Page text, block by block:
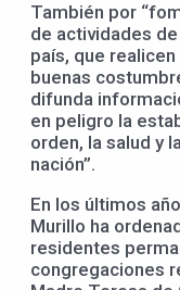
También por
de actividades
país, que
buenas
difunda
en peligro la
orden, la salud y
nación”.
En los últimos
Murillo ha
residentes
congregaciones